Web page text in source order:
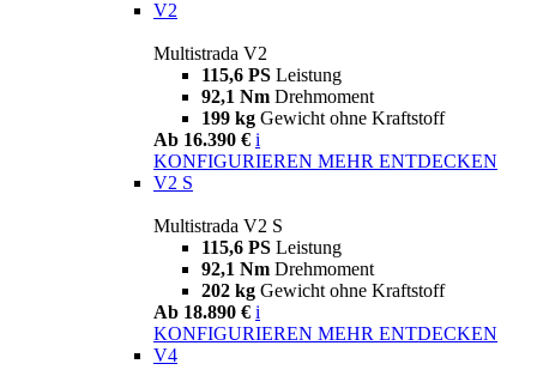
V2
Multistrada V2
115,6 PS Leistung
92,1 Nm Drehmoment
199 kg Gewicht ohne Kraftstoff
Ab 16.390 € i
KONFIGURIEREN MEHR ENTDECKEN
V2 S
Multistrada V2 S
115,6 PS Leistung
92,1 Nm Drehmoment
202 kg Gewicht ohne Kraftstoff
Ab 18.890 € i
KONFIGURIEREN MEHR ENTDECKEN
V4